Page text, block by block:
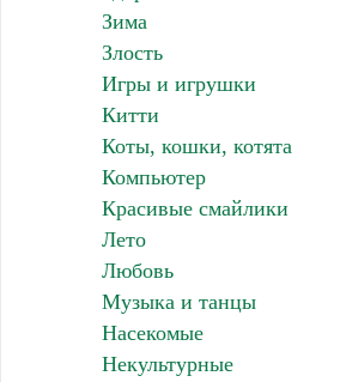
Зима
Злость
Игры и игрушки
Китти
Коты, кошки, котята
Компьютер
Красивые смайлики
Лето
Любовь
Музыка и танцы
Насекомые
Некультурные